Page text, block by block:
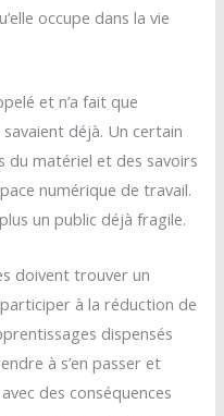
occupe dans la vie
et n’a fait que
déjà. Un certain
du matériel et des savoirs
numérique de travail.
un public déjà fragile.
doivent trouver un
à la réduction de
dispensés
à s’en passer et
des conséquences